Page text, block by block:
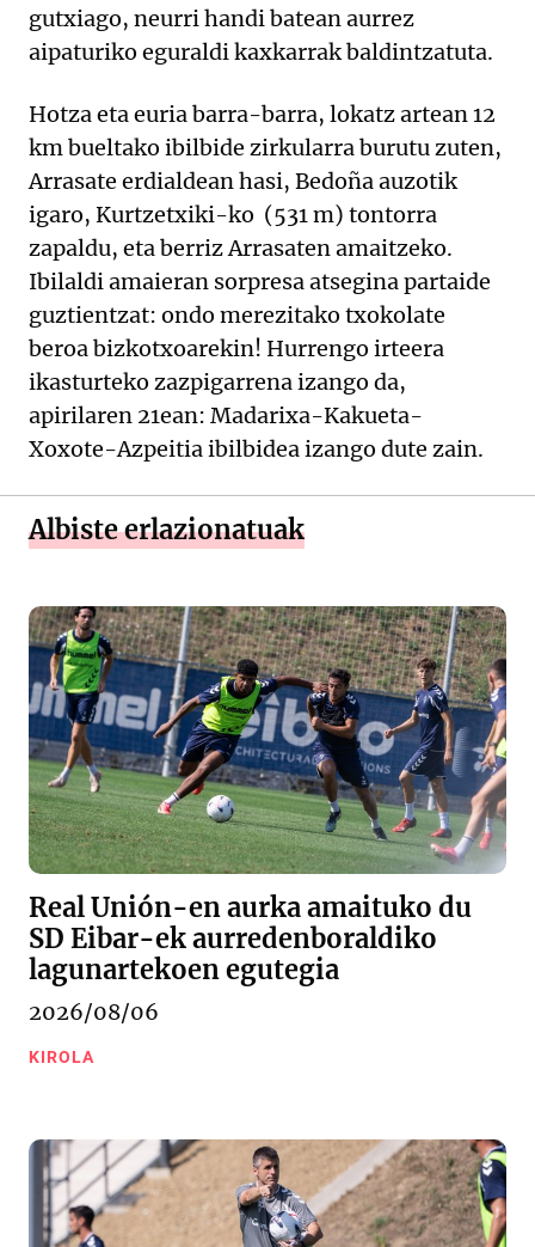
gutxiago, neurri handi batean aurrez
aipaturiko eguraldi kaxkarrak baldintzatuta.
Hotza eta euria barra-barra, lokatz artean 12
km bueltako ibilbide zirkularra burutu zuten,
Arrasate erdialdean hasi, Bedoña auzotik
igaro, Kurtzetxiki-ko (531 m) tontorra
zapaldu, eta berriz Arrasaten amaitzeko.
Ibilaldi amaieran sorpresa atsegina partaide
guztientzat: ondo merezitako txokolate
beroa bizkotxoarekin! Hurrengo irteera
ikasturteko zazpigarrena izango da,
apirilaren 21ean: Madarixa-Kakueta-
Xoxote-Azpeitia ibilbidea izango dute zain.
Albiste erlazionatuak
Real Unión-en aurka amaituko du
SD Eibar-ek aurredenboraldiko
lagunartekoen egutegia
2026/08/06
KIROLA